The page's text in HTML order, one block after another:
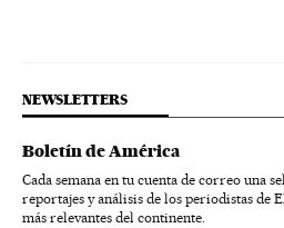
NEWSLETTERS
Boletín de América
Cada semana en tu cuenta de correo una
reportajes y análisis de los periodistas de
más relevantes del continente.